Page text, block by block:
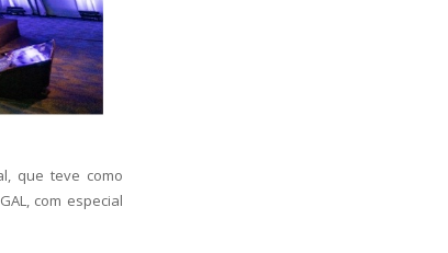
que teve como
com especial